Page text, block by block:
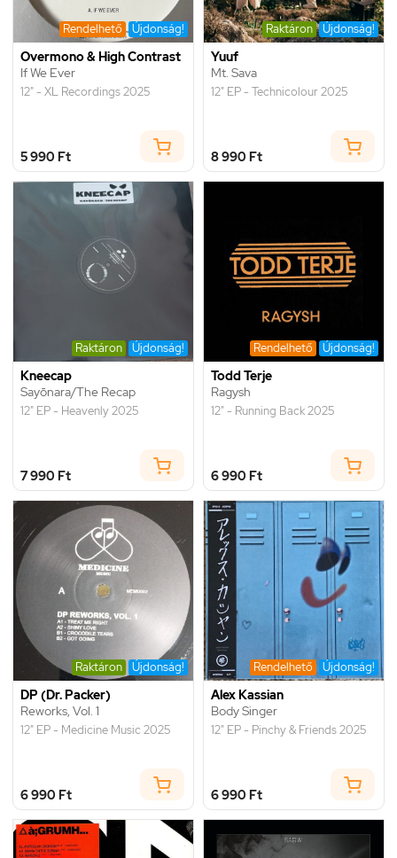
Rendelhető Újdonság!
Overmono & High Contrast
If We Ever
12" - XL Recordings 2025
5 990 Ft
Raktáron Újdonság!
Yuuf
Mt. Sava
12" EP - Technicolour 2025
8 990 Ft
Raktáron Újdonság!
Kneecap
Sayōnara/The Recap
12" EP - Heavenly 2025
7 990 Ft
Rendelhető Újdonság!
Todd Terje
Ragysh
12" - Running Back 2025
6 990 Ft
Raktáron Újdonság!
DP (Dr. Packer)
Reworks, Vol. 1
12" EP - Medicine Music 2025
6 990 Ft
Rendelhető Újdonság!
Alex Kassian
Body Singer
12" EP - Pinchy & Friends 2025
6 990 Ft